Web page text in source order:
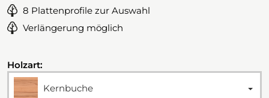
8 Plattenprofile zur Auswahl
Verlängerung möglich
Holzart:
Kernbuche